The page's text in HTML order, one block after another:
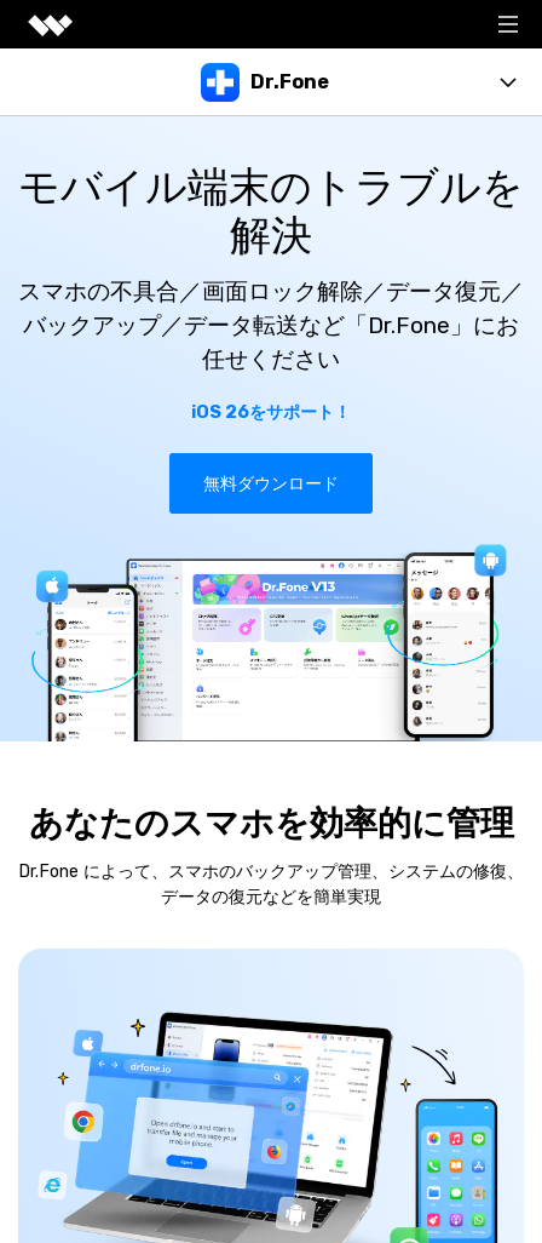
Dr.Fone
Basic
ロック解除 & 起動障害から修復
Dr.Fone - Suite を確認
他の製品
モバイル端末のトラブルを
解決
スマホの不具合／画面ロック解除／データ復元／
バックアップ／データ転送など「Dr.Fone」にお
任せください
iOS 26をサポート！
無料ダウンロード
あなたのスマホを効率的に管理
Dr.Fone によって、スマホのバックアップ管理、システムの修復、
データの復元などを簡単実現